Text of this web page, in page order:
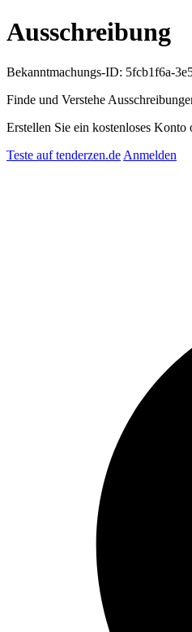
Ausschreibung
Bekanntmachungs-ID: 5fcb1f6a-
Finde und Verstehe
Erstellen Sie ein kostenloses
Teste auf tenderzen.de Anmelden